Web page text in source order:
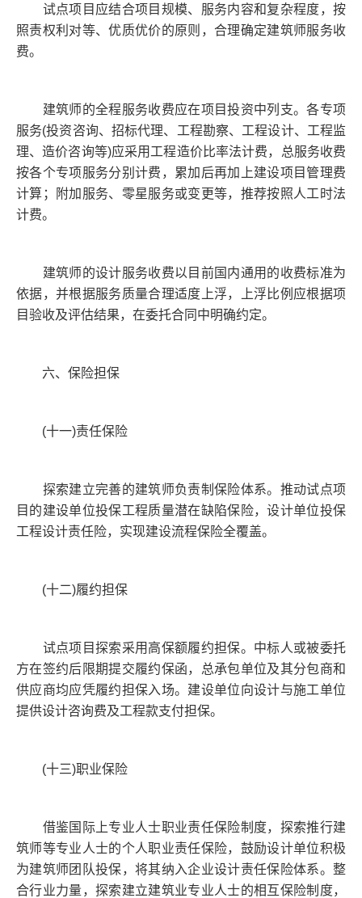
试点项目应结合项目规模、服务内容和复杂程度，按
照责权利对等、优质优价的原则，合理确定建筑师服务收
费。
建筑师的全程服务收费应在项目投资中列支。各专项
服务(投资咨询、招标代理、工程勘察、工程设计、工程监
理、造价咨询等)应采用工程造价比率法计费，总服务收费
按各个专项服务分别计费，累加后再加上建设项目管理费
计算；附加服务、零星服务或变更等，推荐按照人工时法
计费。
建筑师的设计服务收费以目前国内通用的收费标准为
依据，并根据服务质量合理适度上浮，上浮比例应根据项
目验收及评估结果，在委托合同中明确约定。
六、保险担保
(十一)责任保险
探索建立完善的建筑师负责制保险体系。推动试点项
目的建设单位投保工程质量潜在缺陷保险，设计单位投保
工程设计责任险，实现建设流程保险全覆盖。
(十二)履约担保
试点项目探索采用高保额履约担保。中标人或被委托
方在签约后限期提交履约保函，总承包单位及其分包商和
供应商均应凭履约担保入场。建设单位向设计与施工单位
提供设计咨询费及工程款支付担保。
(十三)职业保险
借鉴国际上专业人士职业责任保险制度，探索推行建
筑师等专业人士的个人职业责任保险，鼓励设计单位积极
为建筑师团队投保，将其纳入企业设计责任保险体系。整
合行业力量，探索建立建筑业专业人士的相互保险制度，